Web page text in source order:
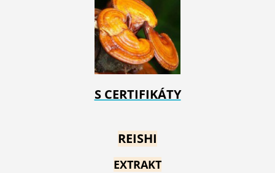
S CERTIFIKÁTY
REISHI
EXTRAKT